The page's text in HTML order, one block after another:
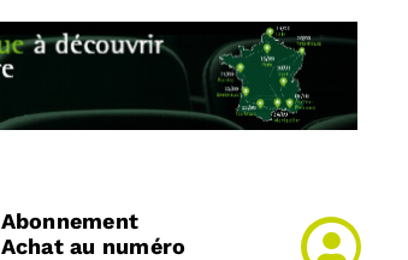
Abonnement
Achat au numéro